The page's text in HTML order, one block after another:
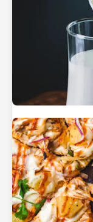
热带海滩上的椰